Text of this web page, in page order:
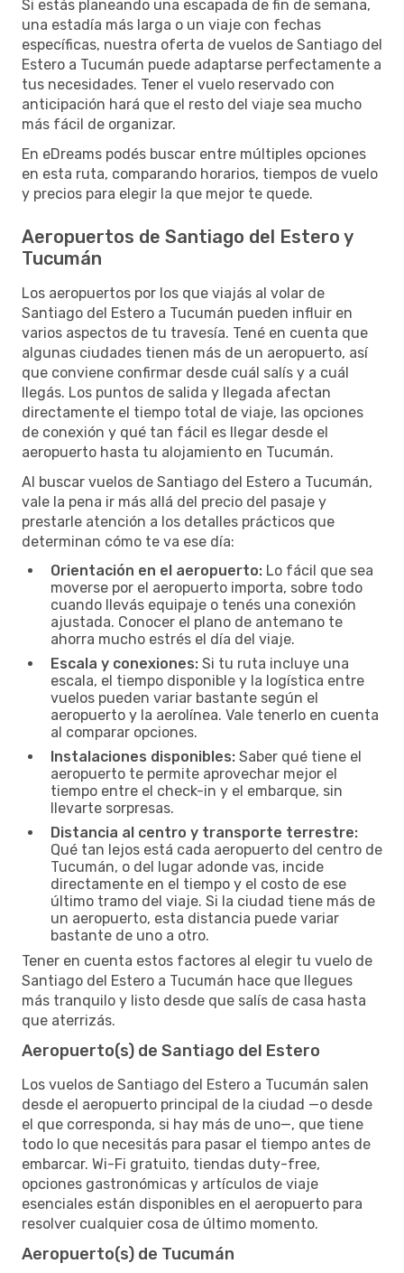
Si estás planeando una escapada de fin de semana,
una estadía más larga o un viaje con fechas
específicas, nuestra oferta de vuelos de Santiago del
Estero a Tucumán puede adaptarse perfectamente a
tus necesidades. Tener el vuelo reservado con
anticipación hará que el resto del viaje sea mucho
más fácil de organizar.
En eDreams podés buscar entre múltiples opciones
en esta ruta, comparando horarios, tiempos de vuelo
y precios para elegir la que mejor te quede.
Aeropuertos de Santiago del Estero y
Tucumán
Los aeropuertos por los que viajás al volar de
Santiago del Estero a Tucumán pueden influir en
varios aspectos de tu travesía. Tené en cuenta que
algunas ciudades tienen más de un aeropuerto, así
que conviene confirmar desde cuál salís y a cuál
llegás. Los puntos de salida y llegada afectan
directamente el tiempo total de viaje, las opciones
de conexión y qué tan fácil es llegar desde el
aeropuerto hasta tu alojamiento en Tucumán.
Al buscar vuelos de Santiago del Estero a Tucumán,
vale la pena ir más allá del precio del pasaje y
prestarle atención a los detalles prácticos que
determinan cómo te va ese día:
Orientación en el aeropuerto: Lo fácil que sea
moverse por el aeropuerto importa, sobre todo
cuando llevás equipaje o tenés una conexión
ajustada. Conocer el plano de antemano te
ahorra mucho estrés el día del viaje.
Escala y conexiones: Si tu ruta incluye una
escala, el tiempo disponible y la logística entre
vuelos pueden variar bastante según el
aeropuerto y la aerolínea. Vale tenerlo en cuenta
al comparar opciones.
Instalaciones disponibles: Saber qué tiene el
aeropuerto te permite aprovechar mejor el
tiempo entre el check-in y el embarque, sin
llevarte sorpresas.
Distancia al centro y transporte terrestre:
Qué tan lejos está cada aeropuerto del centro de
Tucumán, o del lugar adonde vas, incide
directamente en el tiempo y el costo de ese
último tramo del viaje. Si la ciudad tiene más de
un aeropuerto, esta distancia puede variar
bastante de uno a otro.
Tener en cuenta estos factores al elegir tu vuelo de
Santiago del Estero a Tucumán hace que llegues
más tranquilo y listo desde que salís de casa hasta
que aterrizás.
Aeropuerto(s) de Santiago del Estero
Los vuelos de Santiago del Estero a Tucumán salen
desde el aeropuerto principal de la ciudad —o desde
el que corresponda, si hay más de uno—, que tiene
todo lo que necesitás para pasar el tiempo antes de
embarcar. Wi-Fi gratuito, tiendas duty-free,
opciones gastronómicas y artículos de viaje
esenciales están disponibles en el aeropuerto para
resolver cualquier cosa de último momento.
Aeropuerto(s) de Tucumán